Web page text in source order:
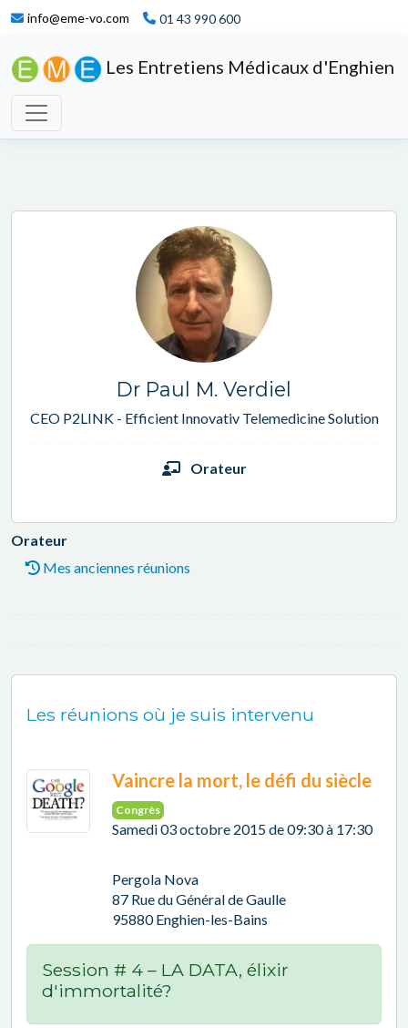
info@eme-vo.com 01 43 990 600
Les Entretiens Médicaux d'Enghien
Dr Paul M. Verdiel
CEO P2LINK - Efficient Innovativ Telemedicine Solution
Orateur
Orateur
Mes anciennes réunions
Les réunions où je suis intervenu
Vaincre la mort, le défi du siècle
Congrès
Samedi 03 octobre 2015 de 09:30 à 17:30
Pergola Nova
87 Rue du Général de Gaulle
95880 Enghien-les-Bains
Session # 4 – LA DATA, élixir
d'immortalité?